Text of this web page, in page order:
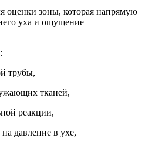
оценки зоны, которая напрямую
уха и ощущение
трубы,
тканей,
реакции,
давление в ухе,